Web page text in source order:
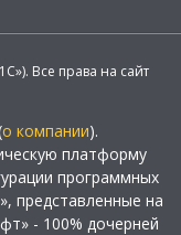
Все права на сайт
о компании).
платформу
программных
представленные на
- 100% дочерней